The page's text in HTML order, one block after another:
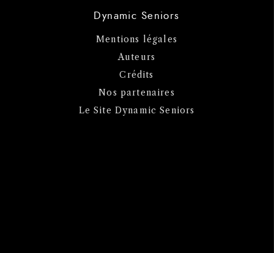
Dynamic Seniors
Mentions légales
Auteurs
Crédits
Nos partenaires
Le Site Dynamic Seniors